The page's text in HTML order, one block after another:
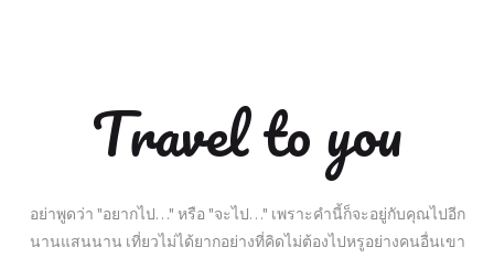
Travel to you
อย่าพูดว่า "อยากไป…" หรือ "จะไป…" เพราะคำนี้ก็จะอยู่กับคุณไปอีก
นานแสนนาน เที่ยวไม่ได้ยากอย่างที่คิดไม่ต้องไปหรูอย่างคนอื่นเขา